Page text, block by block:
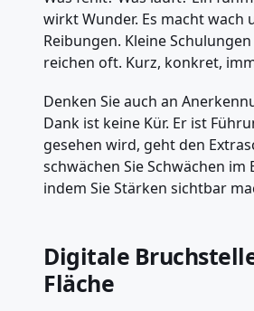
wirkt Wunder. Es macht wach
Reibungen. Kleine
reichen oft. Kurz, konkret,
Denken Sie auch an
Dank ist keine Kür. Er ist
gesehen wird, geht den
schwächen Sie Schwächen im
indem Sie Stärken sichtbar
Digitale
Fläche